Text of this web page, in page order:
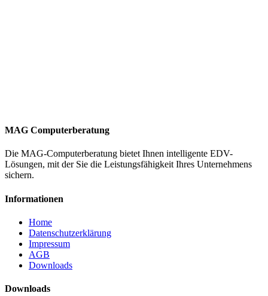
MAG Computerberatung
Die MAG-Computerberatung bietet Ihnen intelligente EDV-
Lösungen, mit der Sie die Leistungsfähigkeit Ihres Unternehmens
sichern.
Informationen
Home
Datenschutzerklärung
Impressum
AGB
Downloads
Downloads